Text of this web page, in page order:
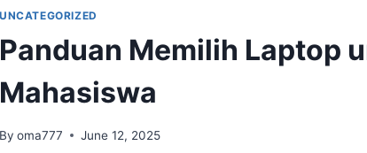
UNCATEGORIZED
Panduan Memilih Laptop
Mahasiswa
By oma777 June 12, 2025